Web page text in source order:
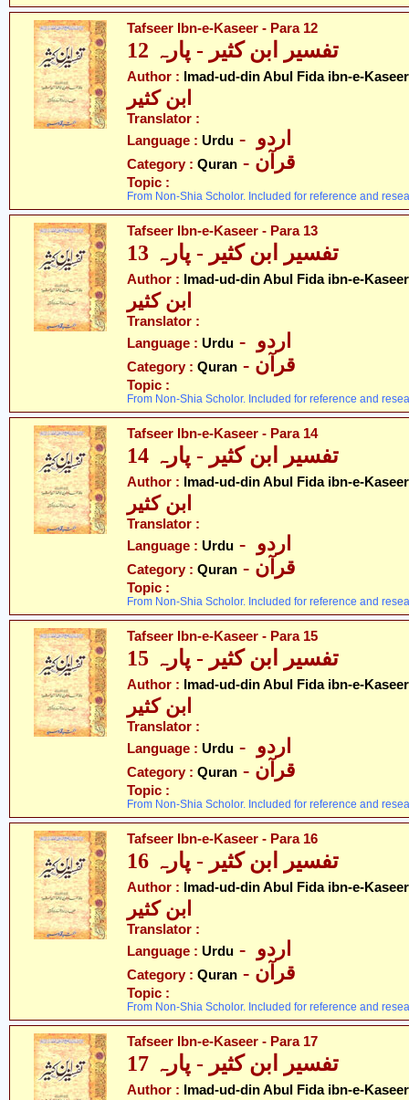
Tafseer Ibn-e-Kaseer - Para 12
تفسیر ابن کثیر - پارہ 12
Author : Imad-ud-din Abul Fida ibn-e-Kaseer
ابن کثیر
Translator :
Language : Urdu
Category : Quran - قرآن
Topic :
From Non-Shia Scholor. Included for reference and
Tafseer Ibn-e-Kaseer - Para 13
تفسیر ابن کثیر - پارہ 13
Author : Imad-ud-din Abul Fida ibn-e-Kaseer
ابن کثیر
Translator :
Language : Urdu
Category : Quran - قرآن
Topic :
From Non-Shia Scholor. Included for reference and
Tafseer Ibn-e-Kaseer - Para 14
تفسیر ابن کثیر - پارہ 14
Author : Imad-ud-din Abul Fida ibn-e-Kaseer
ابن کثیر
Translator :
Language : Urdu
Category : Quran - قرآن
Topic :
From Non-Shia Scholor. Included for reference and
Tafseer Ibn-e-Kaseer - Para 15
تفسیر ابن کثیر - پارہ 15
Author : Imad-ud-din Abul Fida ibn-e-Kaseer
ابن کثیر
Translator :
Language : Urdu
Category : Quran - قرآن
Topic :
From Non-Shia Scholor. Included for reference and
Tafseer Ibn-e-Kaseer - Para 16
تفسیر ابن کثیر - پارہ 16
Author : Imad-ud-din Abul Fida ibn-e-Kaseer
ابن کثیر
Translator :
Language : Urdu
Category : Quran - قرآن
Topic :
From Non-Shia Scholor. Included for reference and
Tafseer Ibn-e-Kaseer - Para 17
تفسیر ابن کثیر - پارہ 17
Author : Imad-ud-din Abul Fida ibn-e-Kaseer